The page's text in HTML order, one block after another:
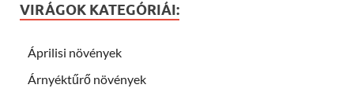
VIRÁGOK KATEGÓRIÁI:
Áprilisi növények
Árnyéktűrő növények